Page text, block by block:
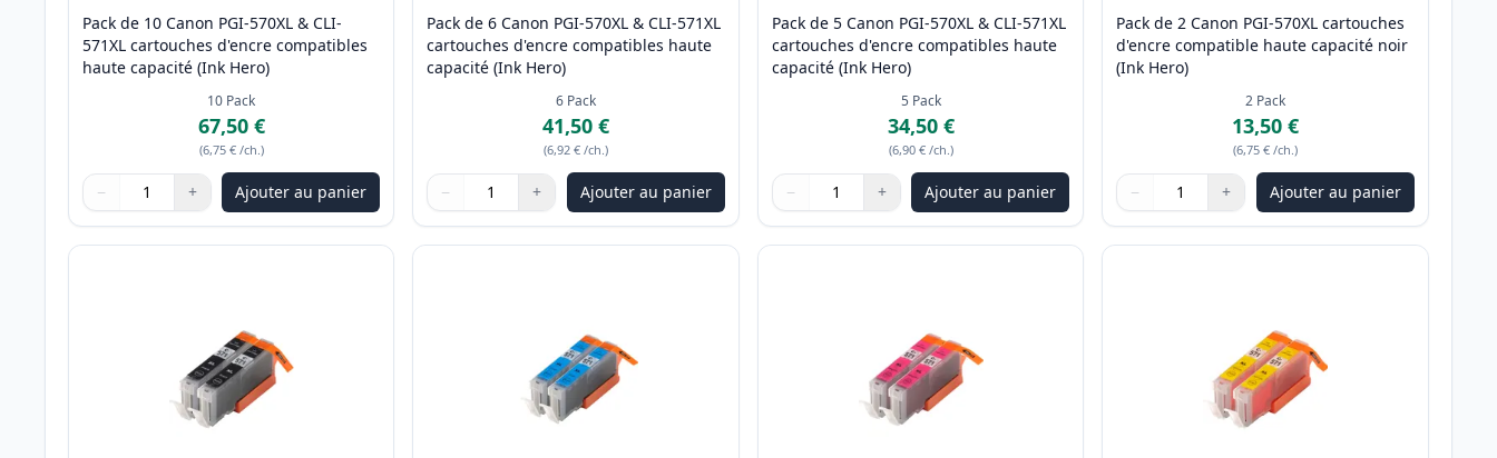
Pack de 10 Canon PGI-570XL & CLI-
571XL cartouches d'encre compatibles
haute capacité (Ink Hero)
10 Pack
67,50 €
(6,75 € /ch.)
Quantité
Utilisez les boutons pour ajuster
− +
Quantité Ajouter au panier
Pack de 6 Canon PGI-570XL & CLI-571XL
cartouches d'encre compatibles haute
capacité (Ink Hero)
6 Pack
41,50 €
(6,92 € /ch.)
Quantité
Utilisez les boutons pour ajuster
− +
Quantité Ajouter au panier
Pack de 5 Canon PGI-570XL & CLI-571XL
cartouches d'encre compatibles haute
capacité (Ink Hero)
5 Pack
34,50 €
(6,90 € /ch.)
Quantité
Utilisez les boutons pour ajuster
− +
Quantité: Ajouter au panier
Pack de 2 Canon PGI-570XL cartouches
d'encre compatible haute capacité noir
(Ink Hero)
2 Pack
13,50 €
(6,75 € /ch.)
Quantité
Utilisez les boutons pour ajuster
− +
Quantité Ajouter au panier